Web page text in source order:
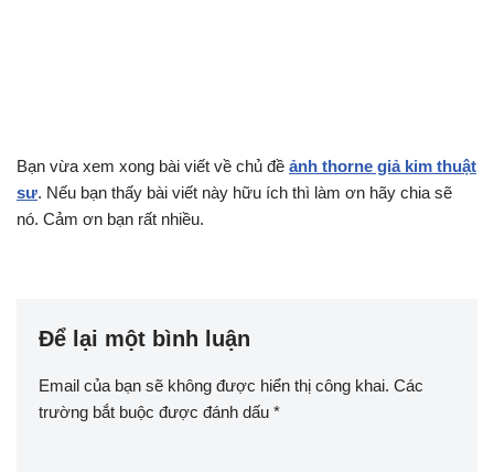
Bạn vừa xem xong bài viết về chủ đề ảnh thorne giả kim thuật
sư. Nếu bạn thấy bài viết này hữu ích thì làm ơn hãy chia sẽ
nó. Cảm ơn bạn rất nhiều.
Để lại một bình luận
Email của bạn sẽ không được hiển thị công khai. Các
trường bắt buộc được đánh dấu *